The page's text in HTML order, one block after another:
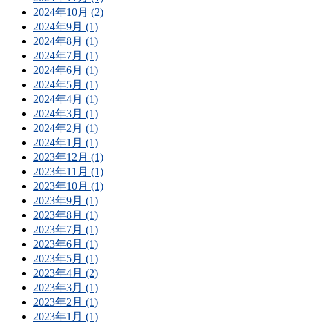
2024年10月 (2)
2024年9月 (1)
2024年8月 (1)
2024年7月 (1)
2024年6月 (1)
2024年5月 (1)
2024年4月 (1)
2024年3月 (1)
2024年2月 (1)
2024年1月 (1)
2023年12月 (1)
2023年11月 (1)
2023年10月 (1)
2023年9月 (1)
2023年8月 (1)
2023年7月 (1)
2023年6月 (1)
2023年5月 (1)
2023年4月 (2)
2023年3月 (1)
2023年2月 (1)
2023年1月 (1)